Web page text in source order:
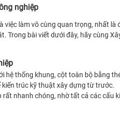
nghiệp
việc làm vô cùng quan trọng, nhất
Trong bài viết dưới đây, hãy cùng
hệ thống khung, cột toàn bộ bằng
​​trúc kỹ thuật xây dựng từ trước.
nhanh chóng, nhờ tất cả các cấu